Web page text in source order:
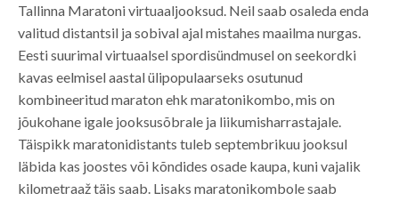
Tallinna Maratoni virtuaaljooksud. Neil saab osaleda enda
valitud distantsil ja sobival ajal mistahes maailma nurgas.
Eesti suurimal virtuaalsel spordisündmusel on seekordki
kavas eelmisel aastal ülipopulaarseks osutunud
kombineeritud maraton ehk maratonikombo, mis on
jõukohane igale jooksusõbrale ja liikumisharrastajale.
Täispikk maratonidistants tuleb septembrikuu jooksul
läbida kas joostes või kõndides osade kaupa, kuni vajalik
kilometraaž täis saab. Lisaks maratonikombole saab